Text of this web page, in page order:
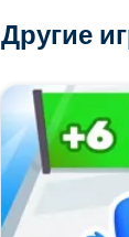
Другие